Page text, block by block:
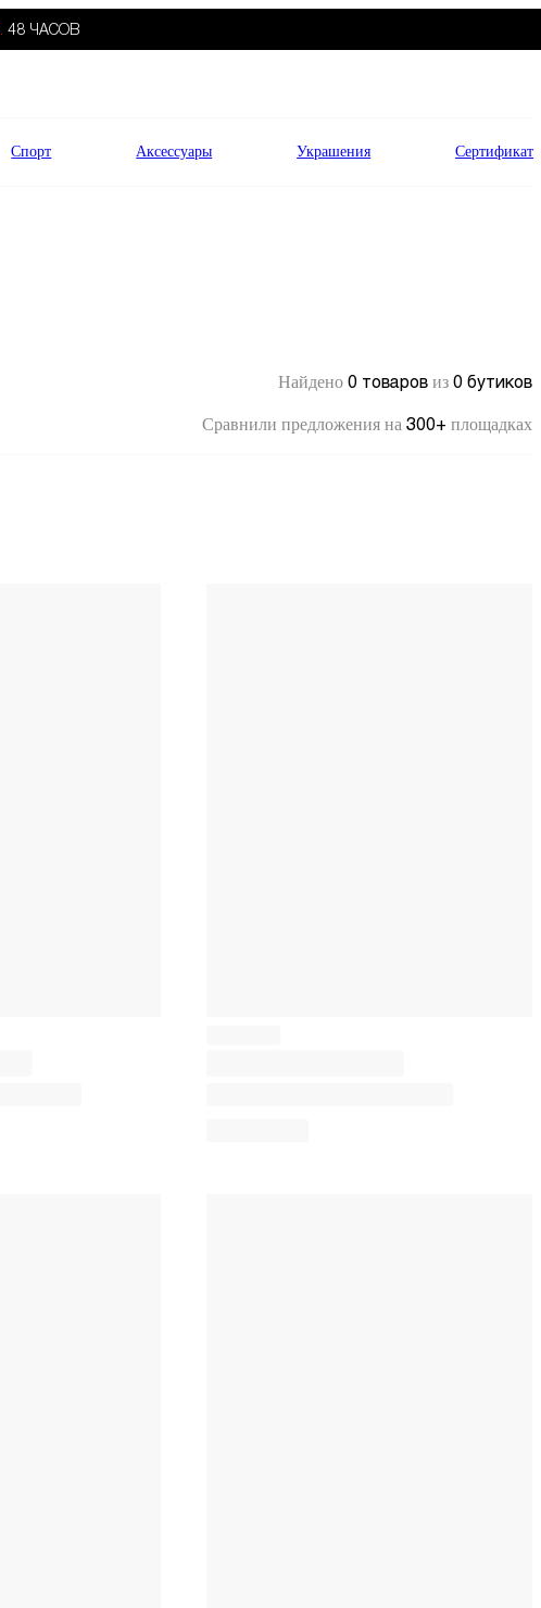
48 ЧАСОВ
Спорт Аксессуары Украшения Сертификат
Найдено 0 товаров из 0 бутиков
Сравнили предложения на 300+ площадках